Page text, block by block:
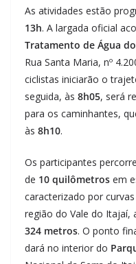
As atividades estão
13h. A largada oficial
Tratamento de Água do
Rua Santa Maria, nº
ciclistas iniciarão o
seguida, às 8h05, será
para os caminhantes,
às 8h10.
Os participantes
de 10 quilômetros em
caracterizado por
região do Vale do Itajaí,
324 metros. O ponto
dará no interior do